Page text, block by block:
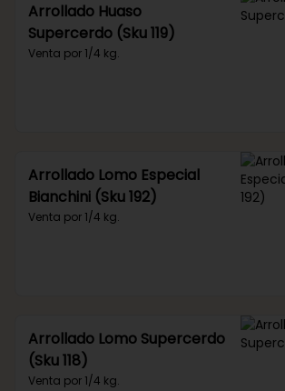
Arrollado Huaso
Supercerdo (Sku 119)
Venta por 1/4 kg.
Arrollado Lomo Especial
Bianchini (Sku 192)
Venta por 1/4 kg.
Arrollado Lomo Supercerdo
(Sku 118)
Venta por 1/4 kg.